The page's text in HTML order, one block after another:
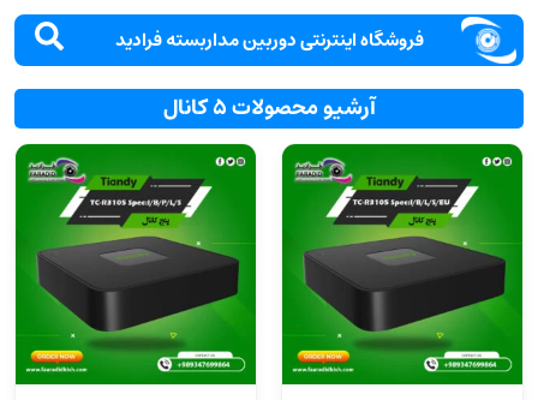
فروشگاه اینترنتی دوربین مداربسته فرادید
آرشیو محصولات 5 کانال